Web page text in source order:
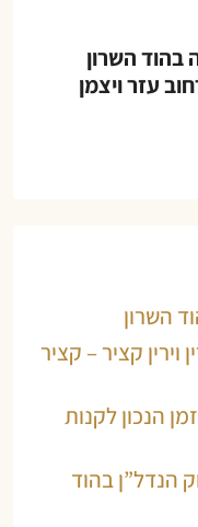
בהוד השרון
השרון
קציר – קציר
הזמן הנכון לקנות
הנדל”ן בהוד